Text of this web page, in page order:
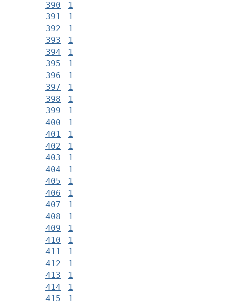
390
1
391
1
392
1
393
1
394
1
395
1
396
1
397
1
398
1
399
1
400
1
401
1
402
1
403
1
404
1
405
1
406
1
407
1
408
1
409
1
410
1
411
1
412
1
413
1
414
1
415
1